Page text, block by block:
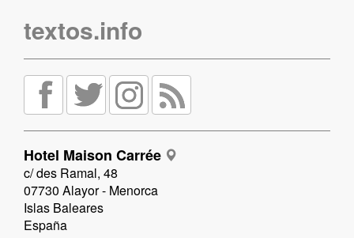
textos.info
Hotel Maison Carrée
c/ des Ramal, 48
07730 Alayor - Menorca
Islas Baleares
España